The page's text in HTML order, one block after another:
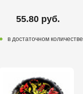
55.80 руб.
в достаточном количестве